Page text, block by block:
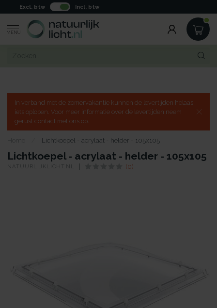
Excl. btw Incl. btw
MENU
In verband met de zomervakantie kunnen de levertijden helaas
iets oplopen. Voor meer informatie over de levertijden neem
gerust contact met ons op.
Home Lichtkoepel - acrylaat - helder - 105x105
Lichtkoepel - acrylaat - helder - 105x105
NATUURLIJKLICHT.NL (0)